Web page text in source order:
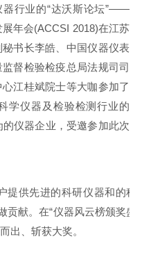
器行业的“达沃斯论坛”——
年会(ACCSI 2018)在江苏
书长李皓、中国仪器仪表
督检验检疫总局法规司司
江桂斌院士等大咖参加了
学仪器及检验检测行业的
仪器企业，受邀参加此次
供先进的科研仪器和的科
献。在“仪器风云榜颁奖盛
出、斩获大奖。